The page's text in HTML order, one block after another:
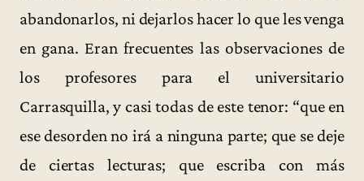
abandonarlos, ni dejarlos hacer lo que les venga
en gana. Eran frecuentes las observaciones de
los profesores para el universitario
Carrasquilla, y casi todas de este tenor: “que en
ese desorden no irá a ninguna parte; que se deje
de ciertas lecturas; que escriba con más